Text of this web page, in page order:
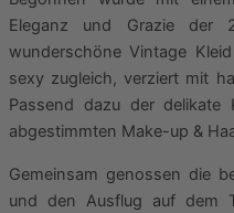
Eleganz und Grazie der
wunderschöne Vintage
sexy zugleich, verziert mit
Passend dazu der
abgestimmten Make-up &
Gemeinsam genossen die
und den Ausflug auf dem